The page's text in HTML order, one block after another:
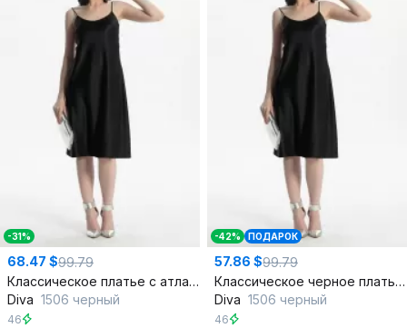
-31%
68.47 $99.79
Классическое платье с атласной тканью и брителями
Diva 1506 черный
46
-42% ПОДАРОК
57.86 $99.79
Классическое черное платье из ткани для повседневных и нарядных
Diva 1506 черный
46